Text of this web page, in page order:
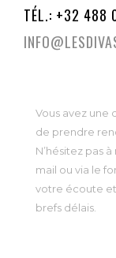
TÉL.: +32 488
Vous avez une
de prendre
N’hésitez pas
mail ou via le
votre écoute et
brefs délais.